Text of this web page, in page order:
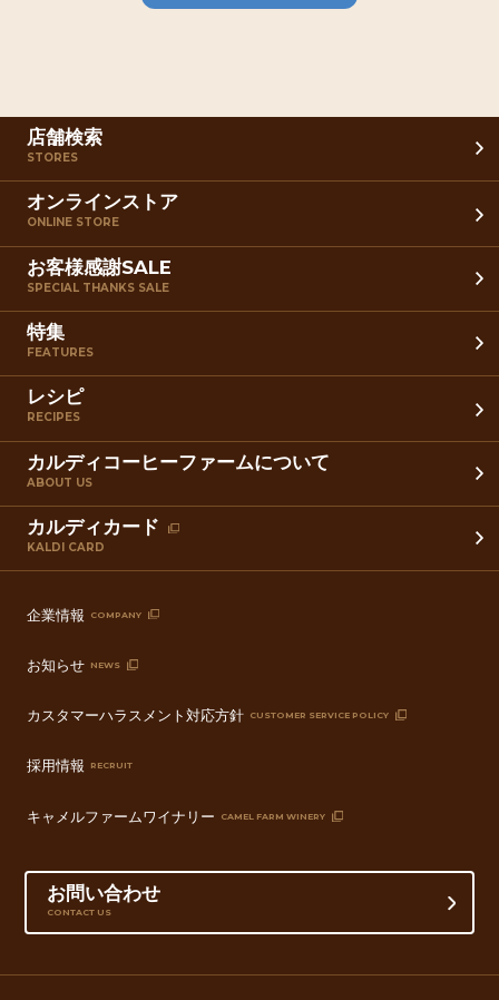
店舗検索
STORES
オンラインストア
ONLINE STORE
お客様感謝SALE
SPECIAL THANKS SALE
特集
FEATURES
レシピ
RECIPES
カルディコーヒーファームについて
ABOUT US
カルディカード
KALDI CARD
企業情報 COMPANY
お知らせ NEWS
カスタマーハラスメント対応方針 CUSTOMER SERVICE POLICY
採用情報 RECRUIT
キャメルファームワイナリー CAMEL FARM WINERY
お問い合わせ
CONTACT US